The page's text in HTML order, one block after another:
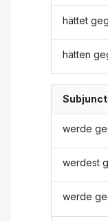
hättet
hätten
werde
werdest
werde